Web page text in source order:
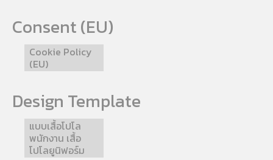
Consent (EU)
Cookie Policy
(EU)
Design Template
แบบเสื้อโปโล
พนักงาน เสื้อ
โปโลยูนิฟอร์ม